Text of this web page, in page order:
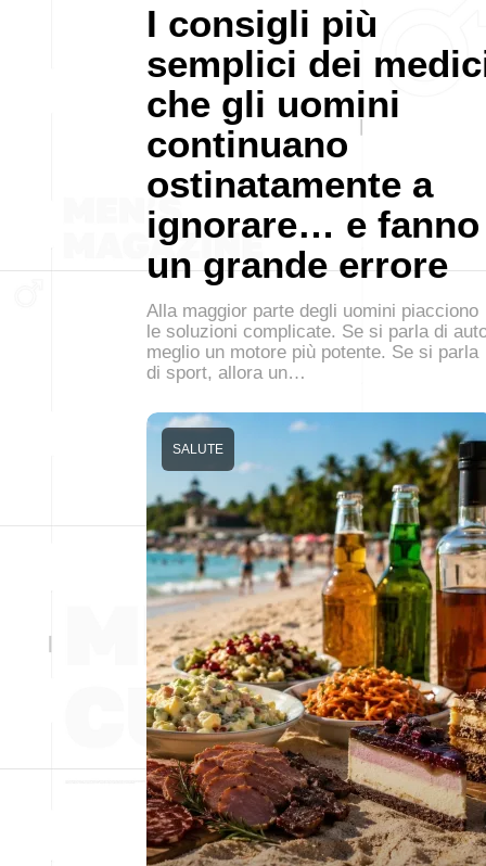
I consigli più
semplici dei
che gli uomini
continuano
ostinatamente a
ignorare… e fanno
un grande errore
Alla maggior parte degli uomini piacciono
le soluzioni complicate. Se si parla di
meglio un motore più potente. Se si parla
di sport, allora un…
SALUTE